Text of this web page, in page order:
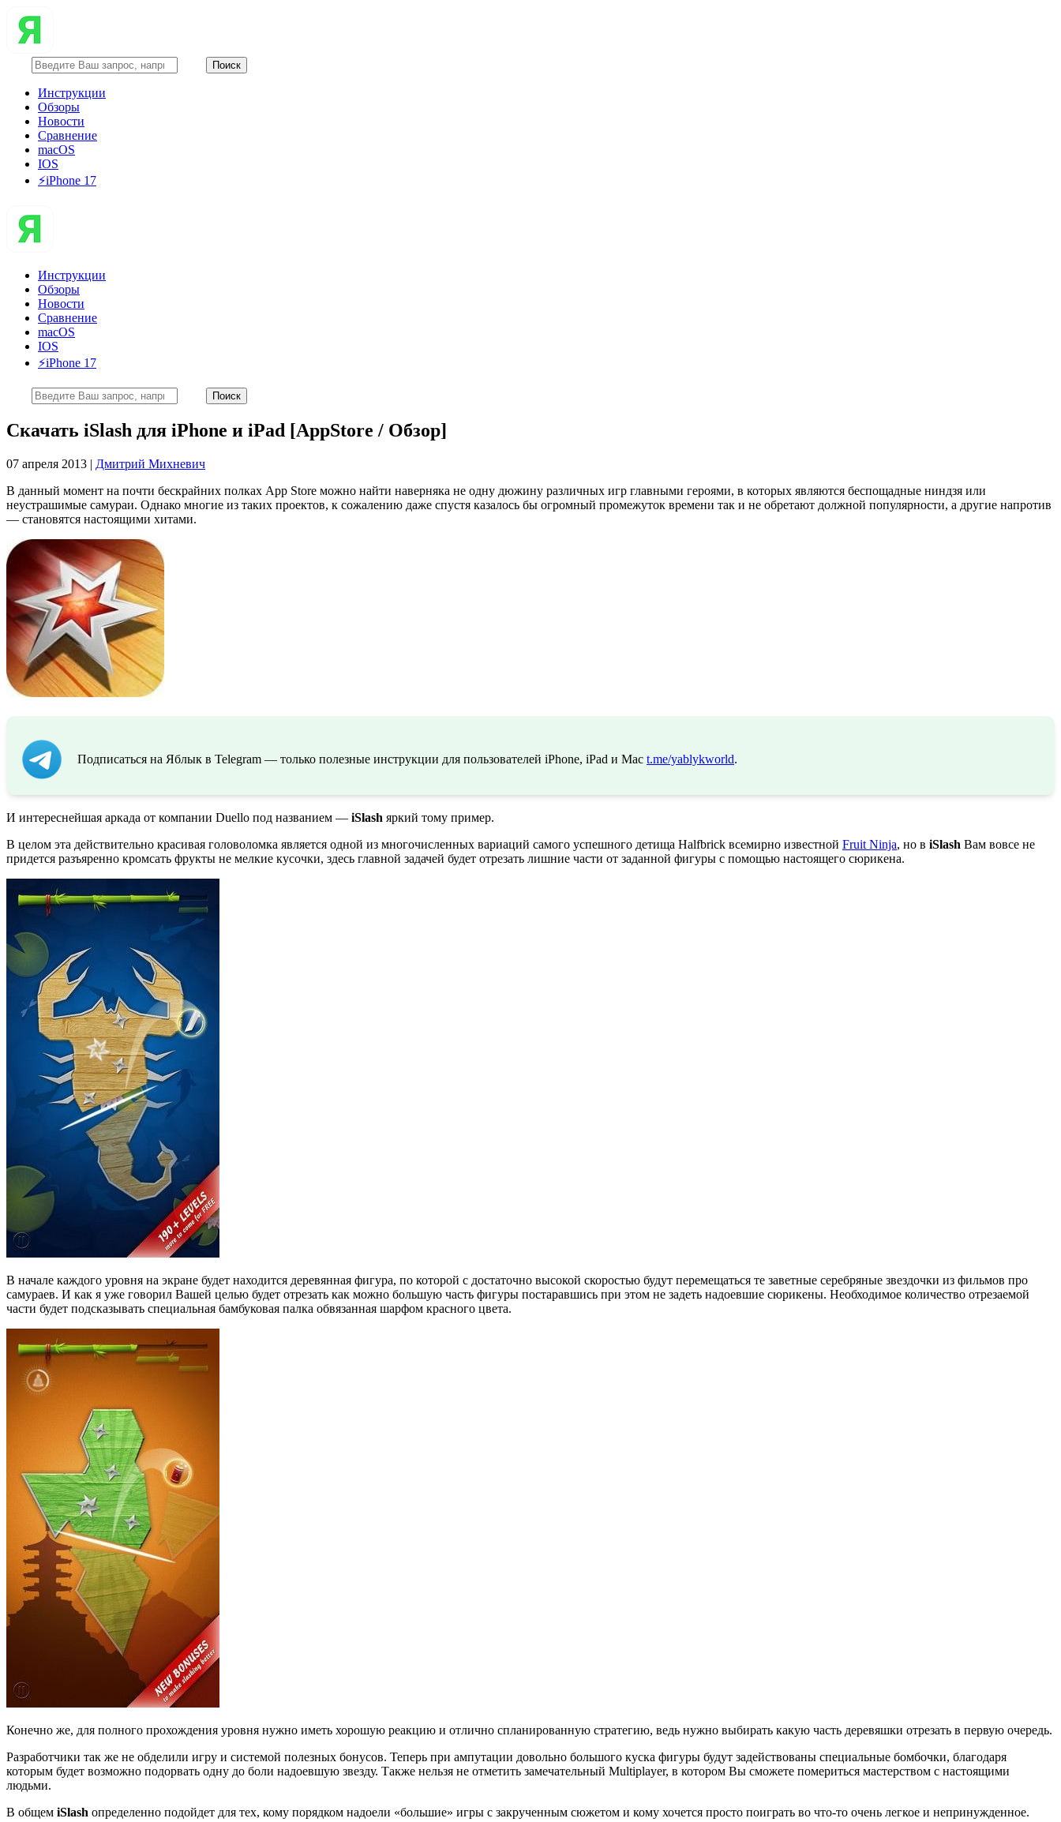
Инструкции
Обзоры
Новости
Сравнение
macOS
IOS
⚡️iPhone 17
Инструкции
Обзоры
Новости
Сравнение
macOS
IOS
⚡️iPhone 17
Скачать iSlash для iPhone и iPad [AppStore / Обзор]
07 апреля 2013 | Дмитрий Михневич
В данный момент на почти бескрайних полках App Store можно найти наверняка не одну дюжину различных игр главными героями, в которых являются беспощадные ниндзя или
неустрашимые самураи. Однако многие из таких проектов, к сожалению даже спустя казалось бы огромный промежуток времени так и не обретают должной популярности, а другие напротив
— становятся настоящими хитами.
Подписаться на Яблык в Telegram — только полезные инструкции для пользователей iPhone, iPad и Mac t.me/yablykworld.
И интереснейшая аркада от компании Duello под названием — iSlash яркий тому пример.
В целом эта действительно красивая головоломка является одной из многочисленных вариаций самого успешного детища Halfbrick всемирно известной Fruit Ninja, но в iSlash Вам вовсе не
придется разъяренно кромсать фрукты не мелкие кусочки, здесь главной задачей будет отрезать лишние части от заданной фигуры с помощью настоящего сюрикена.
В начале каждого уровня на экране будет находится деревянная фигура, по которой с достаточно высокой скоростью будут перемещаться те заветные серебряные звездочки из фильмов про
самураев. И как я уже говорил Вашей целью будет отрезать как можно большую часть фигуры постаравшись при этом не задеть надоевшие сюрикены. Необходимое количество отрезаемой
части будет подсказывать специальная бамбуковая палка обвязанная шарфом красного цвета.
Конечно же, для полного прохождения уровня нужно иметь хорошую реакцию и отлично спланированную стратегию, ведь нужно выбирать какую часть деревяшки отрезать в первую очередь.
Разработчики так же не обделили игру и системой полезных бонусов. Теперь при ампутации довольно большого куска фигуры будут задействованы специальные бомбочки, благодаря
которым будет возможно подорвать одну до боли надоевшую звезду. Также нельзя не отметить замечательный Multiplayer, в котором Вы сможете помериться мастерством с настоящими
людьми.
В общем iSlash определенно подойдет для тех, кому порядком надоели «большие» игры с закрученным сюжетом и кому хочется просто поиграть во что-то очень легкое и непринужденное.